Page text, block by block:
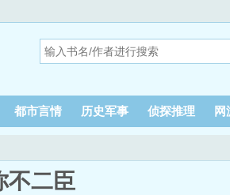
都市言情 历史军事 侦探推理 网
不二臣